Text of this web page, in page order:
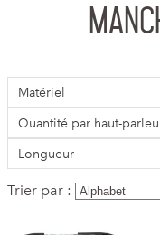
Matériel
Quantité par haut-
Longueur
Trier par :